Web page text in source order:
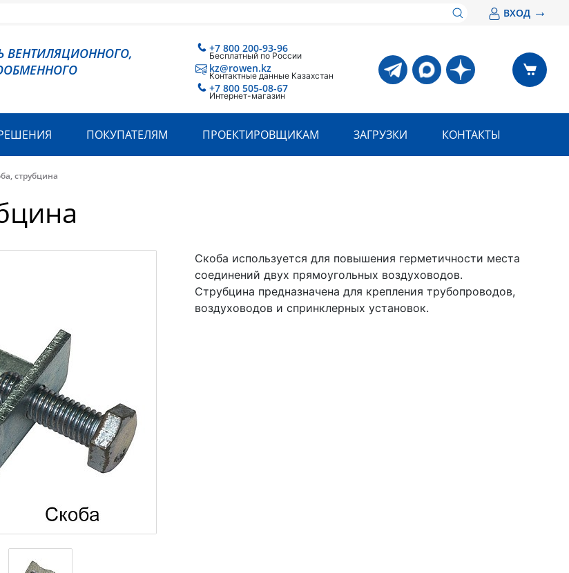
ВХОД →
ВЕНТИЛЯЦИОННОГО,
+7 800 200-93-96
Бесплатный по России
+7 800 505-08-67
Интернет-магазин
kz@rowen.kz
Контактные данные Казахстан
ПОКУПАТЕЛЯМ ПРОЕКТИРОВЩИКАМ ЗАГРУЗКИ КОНТАКТЫ
струбцина
Скоба используется для повышения герметичности места
соединений двух прямоугольных воздуховодов.
Струбцина предназначена для крепления трубопроводов,
воздуховодов и спринклерных установок.